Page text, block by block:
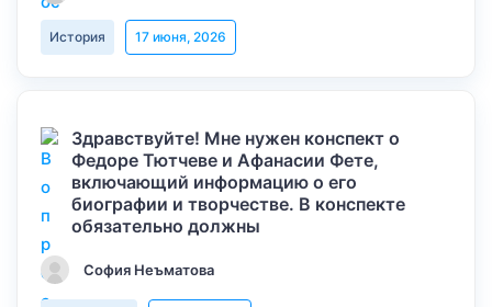
История 17 июня, 2026
Здравствуйте! Мне нужен конспект о
Федоре Тютчеве и Афанасии Фете,
включающий информацию о его
биографии и творчестве. В конспекте
обязательно должны
София Неъматова